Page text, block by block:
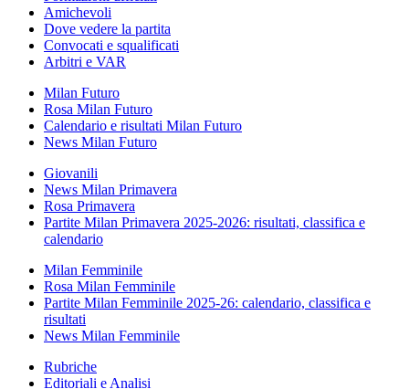
Amichevoli
Dove vedere la partita
Convocati e squalificati
Arbitri e VAR
Milan Futuro
Rosa Milan Futuro
Calendario e risultati Milan Futuro
News Milan Futuro
Giovanili
News Milan Primavera
Rosa Primavera
Partite Milan Primavera 2025-2026: risultati, classifica e
calendario
Milan Femminile
Rosa Milan Femminile
Partite Milan Femminile 2025-26: calendario, classifica e
risultati
News Milan Femminile
Rubriche
Editoriali e Analisi